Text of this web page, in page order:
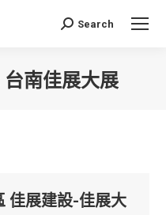
Search:
Search
台南佳展大展
佳展建設-佳展大